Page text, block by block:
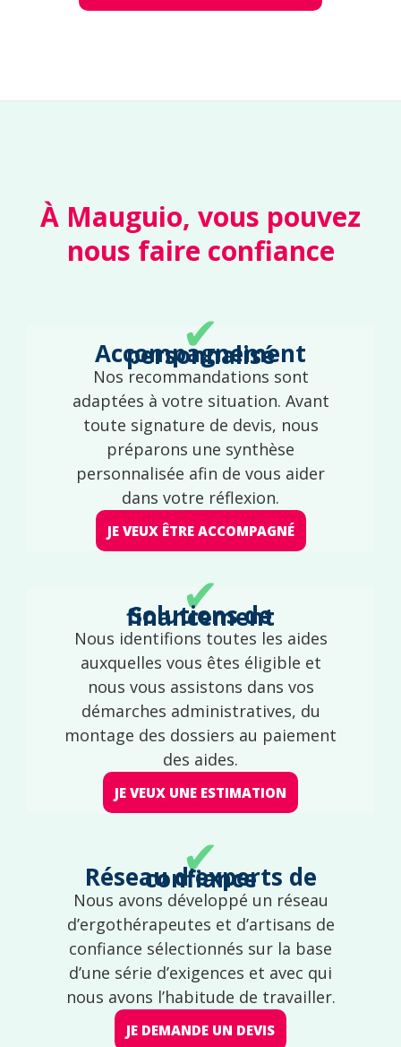
À Mauguio, vous pouvez
nous faire confiance
✔
Accompagnement personnalisé
Nos recommandations sont
adaptées à votre situation. Avant
toute signature de devis, nous
préparons une synthèse
personnalisée afin de vous aider
dans votre réflexion.
JE VEUX ÊTRE ACCOMPAGNÉ
✔
Solutions de financement
Nous identifions toutes les aides
auxquelles vous êtes éligible et
nous vous assistons dans vos
démarches administratives, du
montage des dossiers au paiement
des aides.
JE VEUX UNE ESTIMATION
✔
Réseau d'experts de confiance
Nous avons développé un réseau
d’ergothérapeutes et d’artisans de
confiance sélectionnés sur la base
d’une série d’exigences et avec qui
nous avons l’habitude de travailler.
JE DEMANDE UN DEVIS